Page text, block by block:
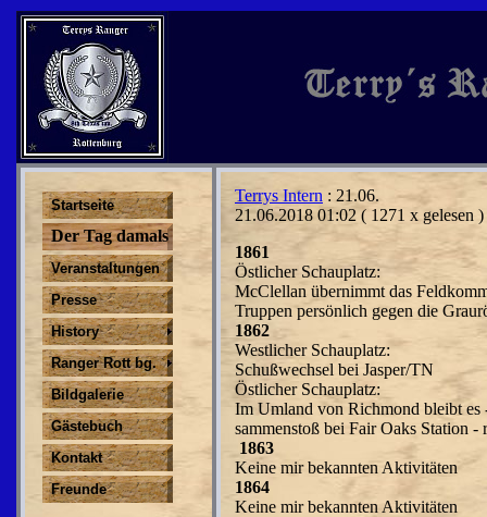
Startseite
Der Tag damals
Veranstaltungen
Presse
History
Ranger Rott bg.
Bildgalerie
Gästebuch
Kontakt
Freunde
Terrys Intern : 21.06.
21.06.2018 01:02 ( 1271 x gelesen )
1861
Östlicher Schauplatz:
McClellan übernimmt das
Truppen persönlich gegen die
1862
Westlicher Schauplatz:
Schußwechsel bei Jasper/TN
Östlicher Schauplatz:
Im Umland von Richmond bleibt es
sammenstoß bei Fair Oaks Station -
1863
Keine mir bekannten Aktivitäten
1864
Keine mir bekannten Aktivitäten